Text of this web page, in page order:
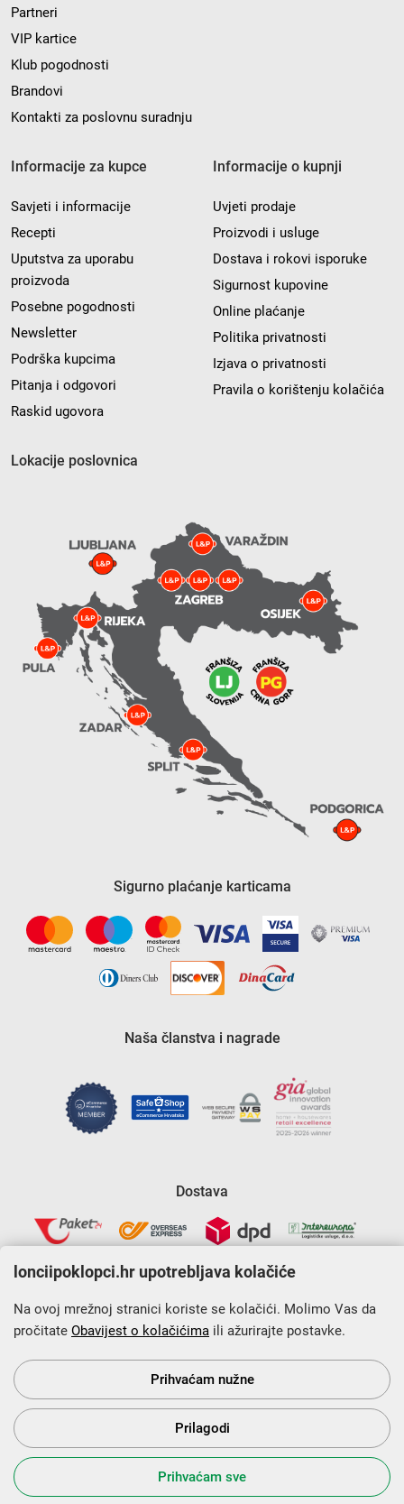
Partneri
VIP kartice
Klub pogodnosti
Brandovi
Kontakti za poslovnu suradnju
Informacije za kupce
Savjeti i informacije
Recepti
Uputstva za uporabu
proizvoda
Posebne pogodnosti
Newsletter
Podrška kupcima
Pitanja i odgovori
Raskid ugovora
Informacije o kupnji
Uvjeti prodaje
Proizvodi i usluge
Dostava i rokovi isporuke
Sigurnost kupovine
Online plaćanje
Politika privatnosti
Izjava o privatnosti
Pravila o korištenju kolačića
Lokacije poslovnica
Sigurno plaćanje karticama
Naša članstva i nagrade
Dostava
Krajnji primatelj financijskog instrumenta sufinanciranog iz
Europskog fonda za regionalni razvoj u sklopu Operativnog
programa „Konkurentnost i kohezija”.
s Vama od 2014. godine!
lonciipoklopci.hr upotrebljava kolačiće
Na ovoj mrežnoj stranici koriste se kolačići. Molimo Vas da
pročitate Obavijest o kolačićima ili ažurirajte postavke.
Prihvaćam nužne
Prilagodi
Prihvaćam sve